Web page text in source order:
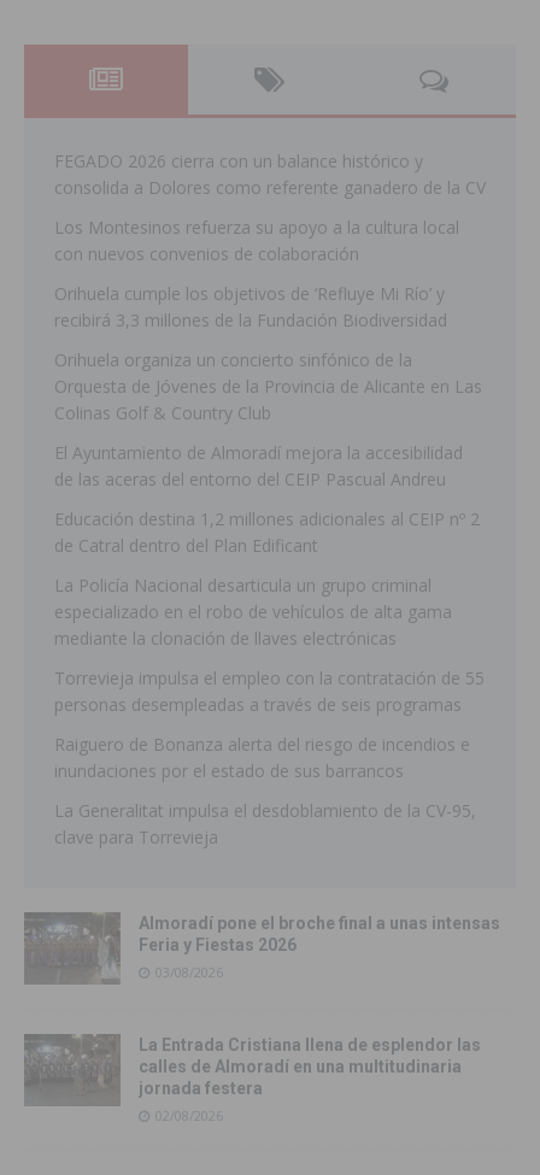
FEGADO 2026 cierra con un balance histórico y
consolida a Dolores como referente ganadero de la CV
Los Montesinos refuerza su apoyo a la cultura local
con nuevos convenios de colaboración
Orihuela cumple los objetivos de ‘Refluye Mi Río’ y
recibirá 3,3 millones de la Fundación Biodiversidad
Orihuela organiza un concierto sinfónico de la
Orquesta de Jóvenes de la Provincia de Alicante en Las
Colinas Golf & Country Club
El Ayuntamiento de Almoradí mejora la accesibilidad
de las aceras del entorno del CEIP Pascual Andreu
Educación destina 1,2 millones adicionales al CEIP nº 2
de Catral dentro del Plan Edificant
La Policía Nacional desarticula un grupo criminal
especializado en el robo de vehículos de alta gama
mediante la clonación de llaves electrónicas
Torrevieja impulsa el empleo con la contratación de 55
personas desempleadas a través de seis programas
Raiguero de Bonanza alerta del riesgo de incendios e
inundaciones por el estado de sus barrancos
La Generalitat impulsa el desdoblamiento de la CV-95,
clave para Torrevieja
Almoradí pone el broche final a unas intensas
Feria y Fiestas 2026
03/08/2026
La Entrada Cristiana llena de esplendor las
calles de Almoradí en una multitudinaria
jornada festera
02/08/2026